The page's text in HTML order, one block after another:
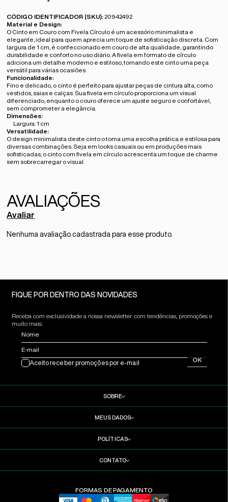
CÓDIGO IDENTIFICADOR (SKU): 20942492
Material e Design:
O Cinto em Couro com Fivela Círculo é um acessório minimalista e
elegante, ideal para quem aprecia um toque de sofisticação discreta. Com
largura de 1 cm, é confeccionado em couro de alta qualidade, garantindo
durabilidade e conforto no uso diário. A fivela em formato de círculo
adiciona um detalhe moderno e estiloso, tornando este cinto uma peça
versátil para várias ocasiões.
Funcionalidade:
Fino e delicado, o cinto é perfeito para ajustar peças de cintura alta, como
vestidos, saias e calças. Sua fivela em círculo proporciona um visual
diferenciado, enquanto o couro oferece um ajuste seguro e confortável,
sem comprometer a elegância.
Dimensões:
Largura: 1 cm
Versatilidade:
O design minimalista deste cinto o torna uma escolha prática e estilosa para
diversas combinações. Seja em looks casuais ou em produções mais
sofisticadas, o cinto com fivela em círculo acrescenta um toque de charme
sem sobrecarregar o visual.
Avaliar
Nenhuma avaliação cadastrada para esse produto.
FIQUE POR DENTRO DAS NOVIDADES
Receba com exclusividade a nossa newsletter com tendências, promoções e
muito mais.
Nome
E-mail
OK
Aceito receber promoções por e-mail
SOBRE
MEUS DADOS
POLÍTICAS
CONTATO
FORMAS DE PAGAMENTO